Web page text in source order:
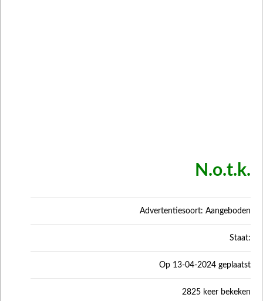
N.o.t.k.
Advertentiesoort: Aangeboden
Staat:
Op 13-04-2024 geplaatst
2825 keer bekeken